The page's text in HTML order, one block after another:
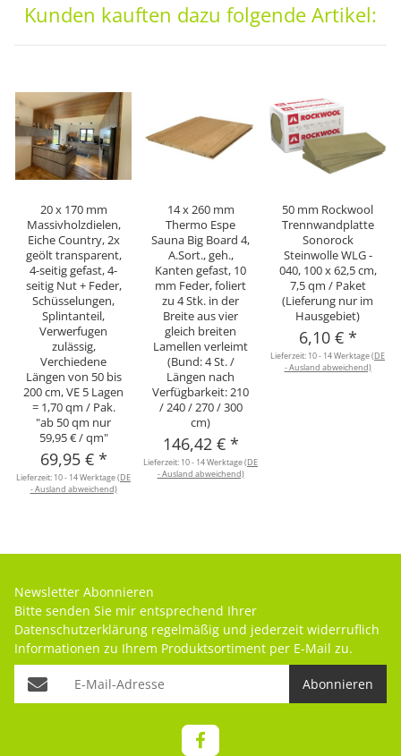
Kunden kauften dazu folgende Artikel:
20 x 170 mm
Massivholzdielen,
Eiche Country, 2x
geölt transparent,
4-seitig gefast, 4-
seitig Nut + Feder,
Schüsselungen,
Splintanteil,
Verwerfugen
zulässig,
Verchiedene
Längen von 50 bis
200 cm, VE 5 Lagen
= 1,70 qm / Pak.
"ab 50 qm nur
59,95 € / qm"
69,95 € *
Lieferzeit: 10 - 14 Werktage(DE
- Ausland abweichend)
14 x 260 mm
Thermo Espe
Sauna Big Board 4,
A.Sort., geh.,
Kanten gefast, 10
mm Feder, foliert
zu 4 Stk. in der
Breite aus vier
gleich breiten
Lamellen verleimt
(Bund: 4 St. /
Längen nach
Verfügbarkeit: 210
/ 240 / 270 / 300
cm)
146,42 € *
Lieferzeit: 10 - 14 Werktage(DE
- Ausland abweichend)
50 mm Rockwool
Trennwandplatte
Sonorock
Steinwolle WLG -
040, 100 x 62,5 cm,
7,5 qm / Paket
(Lieferung nur im
Hausgebiet)
6,10 € *
Lieferzeit: 10 - 14 Werktage(DE
- Ausland abweichend)
Newsletter Abonnieren
Bitte senden Sie mir entsprechend Ihrer
Datenschutzerklärung regelmäßig und jederzeit widerruflich
Informationen zu Ihrem Produktsortiment per E-Mail zu.
Abonnieren